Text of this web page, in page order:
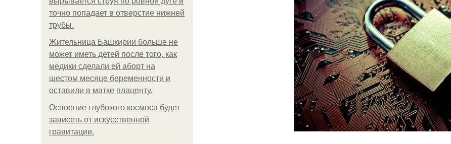
точно попадает в отверстие нижней
трубы.
Жительница Башкирии больше не
может иметь детей после того, как
медики сделали ей аборт на
шестом месяце беременности и
оставили в матке плаценту.
Освоение глубокого космоса будет
зависеть от искусственной
гравитации.